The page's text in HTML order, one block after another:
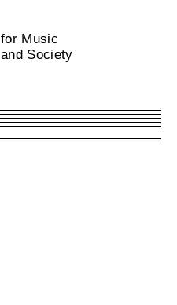
for Music
and Society